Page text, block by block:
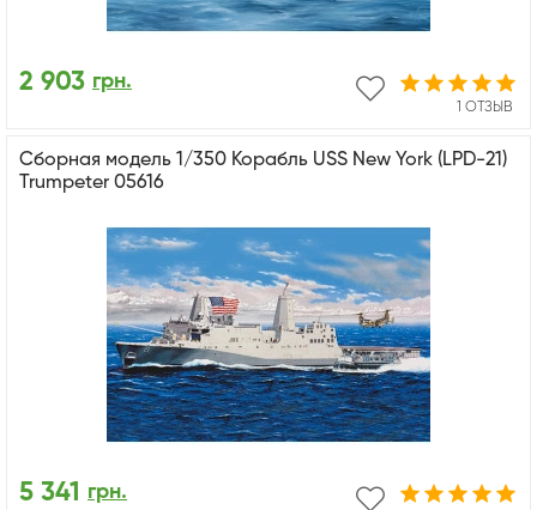
1 ОТЗЫВ
2 903 грн.
Сборная модель 1/350 Корабль USS New York (LPD-21)
Trumpeter 05616
5 341 грн.